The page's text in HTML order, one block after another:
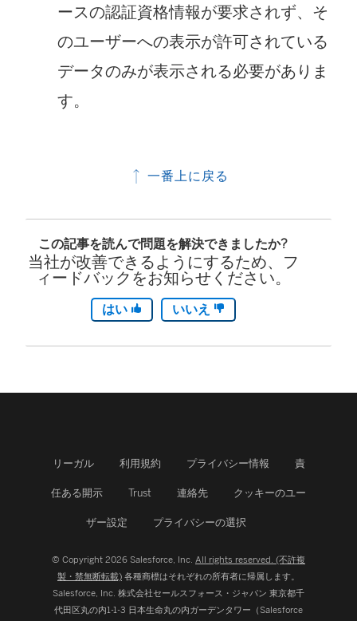
ースの認証資格情報が要求されず、そ
のユーザーへの表示が許可されている
データのみが表示される必要がありま
す。
一番上に戻る
この記事を読んで問題を解決できましたか?
当社が改善できるようにするため、フ
ィードバックをお知らせください。
はい いいえ
リーガル 利用規約 プライバシー情報 責
任ある開示 Trust 連絡先 クッキーのユー
ザー設定 プライバシーの選択
© Copyright 2026 Salesforce, Inc. All rights reserved. (不許複
製・禁無断転載) 各種商標はそれぞれの所有者に帰属します。
Salesforce, Inc. 株式会社セールスフォース・ジャパン 東京都千
代田区丸の内1-1-3 日本生命丸の内ガーデンタワー（Salesforce